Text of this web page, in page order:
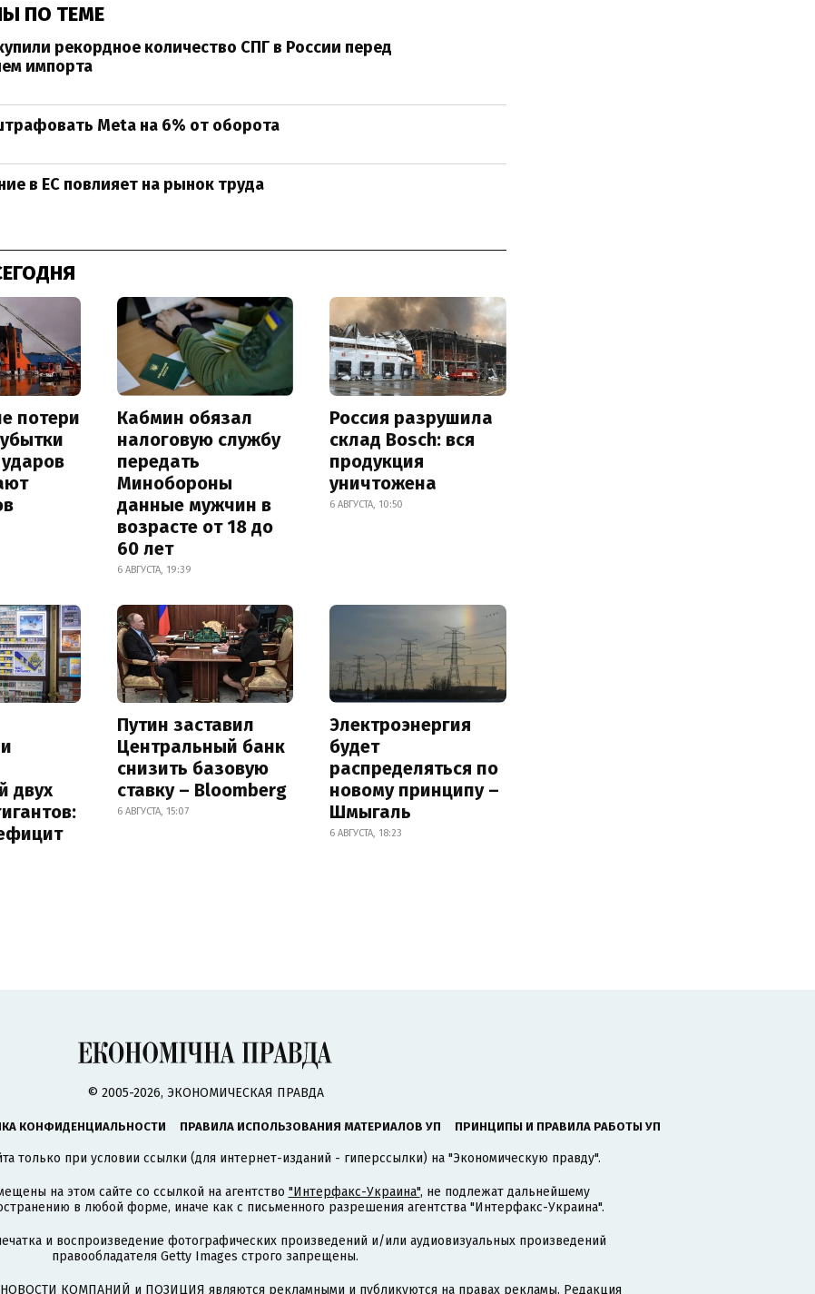
ПО ТЕМЕ
рекордное количество СПГ в России перед
импорта
Meta на 6% от оборота
в ЕС повлияет на рынок труда
потери
Кабмин обязал
налоговую службу
передать
Минобороны
данные мужчин в
возрасте от 18 до
60 лет
6 АВГУСТА, 19:39
Россия разрушила
склад Bosch: вся
продукция
уничтожена
6 АВГУСТА, 10:50
двух
Путин заставил
Центральный банк
снизить базовую
ставку – Bloomberg
6 АВГУСТА, 15:07
Электроэнергия
будет
распределяться по
новому принципу –
Шмыгаль
6 АВГУСТА, 18:23
© 2005-2026, ЭКОНОМИЧЕСКАЯ ПРАВДА
КОНФИДЕНЦИАЛЬНОСТИ ПРАВИЛА ИСПОЛЬЗОВАНИЯ МАТЕРИАЛОВ УП ПРИНЦИПЫ И ПРАВИЛА РАБОТЫ УП
только при условии ссылки (для интернет-изданий - гиперссылки) на "Экономическую правду".
на этом сайте со ссылкой на агентство "Интерфакс-Украина", не подлежат дальнейшему
в любой форме, иначе как с письменного разрешения агентства "Интерфакс-Украина".
и воспроизведение фотографических произведений и/или аудиовизуальных произведений
правообладателя Getty Images строго запрещены.
НОВОСТИ КОМПАНИЙ и ПОЗИЦИЯ являются рекламными и публикуются на правах рекламы. Редакция